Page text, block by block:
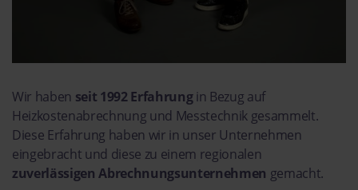
Wir haben seit 1992 Erfahrungin Bezug auf
Heizkostenabrechnung und Messtechnik gesammelt.
Diese Erfahrung haben wir in unser Unternehmen
eingebracht und diese zu einem regionalen
zuverlässigen Abrechnungsunternehmen gemacht.